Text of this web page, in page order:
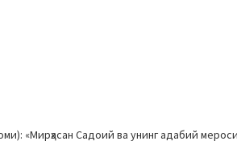
«Мирҳасан Садоий ва унинг адабий